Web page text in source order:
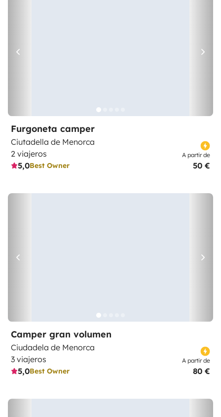
Furgoneta camper
Ciutadella de Menorca
2 viajeros
5,0Best Owner
A partir de
50 €
Camper gran volumen
Ciudadela de Menorca
3 viajeros
5,0Best Owner
A partir de
80 €